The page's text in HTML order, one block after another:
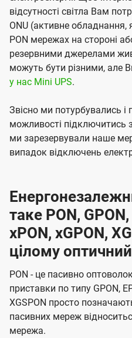
відсутності світла Вам
ONU (активне обладнання,
PON мережах на стороні
резервними джерелами
можуть бути різними, але
у нас Mini UPS.
Звісно ми потурбувались і
можливості підключитись
ми зарезервували наше
випадок відключень
таке PON,
xPON, xGPON,
цілому
PON - це пасивно
приставки по типу GPON,
XGSPON просто
пасивних мереж
мережа.